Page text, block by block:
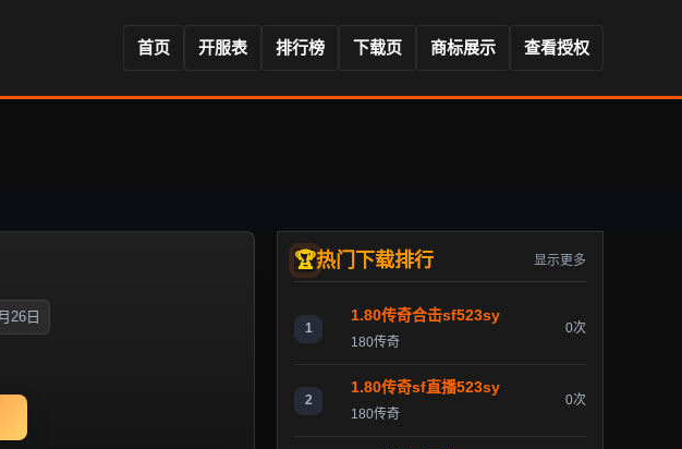
首页 开服表 排行榜 下载页 商标展示 查看授权
26日
热门下载排行 显示更多
1
1.80传奇合击sf523sy
180传奇
0次
2
1.80传奇sf直播523sy
180传奇
0次